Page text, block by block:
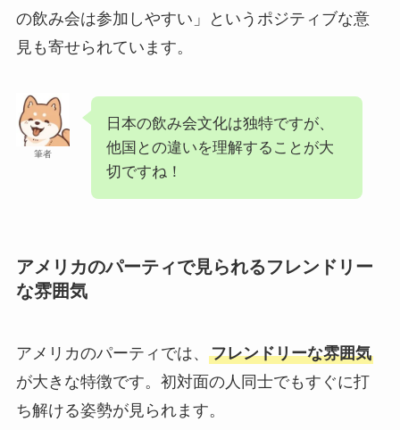
の飲み会は参加しやすい」というポジティブな意
見も寄せられています。
筆者
日本の飲み会文化は独特ですが、
他国との違いを理解することが大
切ですね！
アメリカのパーティで見られるフレンドリー
な雰囲気
アメリカのパーティでは、 フレンドリーな雰囲気
が大きな特徴です。初対面の人同士でもすぐに打
ち解ける姿勢が見られます。